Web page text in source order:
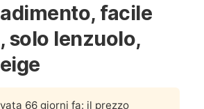
facile
solo lenzuolo,
66 giorni fa: il prezzo